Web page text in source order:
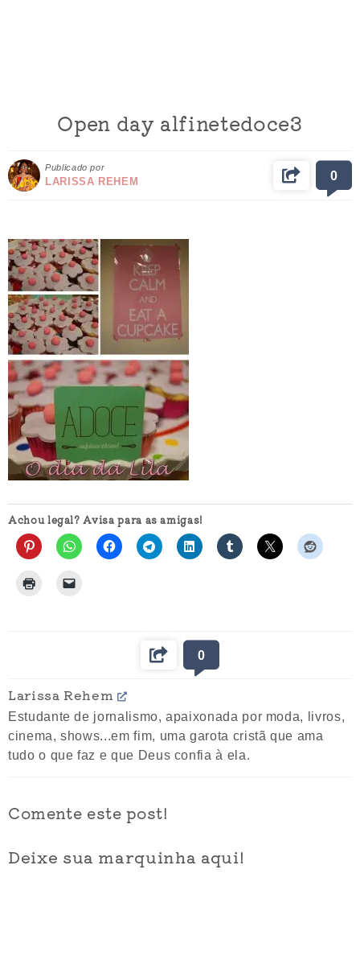
Open day alfinetedoce3
Publicado por
LARISSA REHEM 0
Achou legal? Avisa para as amigas!
0
Larissa Rehem
Estudante de jornalismo, apaixonada por moda, livros,
cinema, shows...em fim, uma garota cristã que ama
tudo o que faz e que Deus confia à ela.
Comente este post!
Deixe sua marquinha aqui!